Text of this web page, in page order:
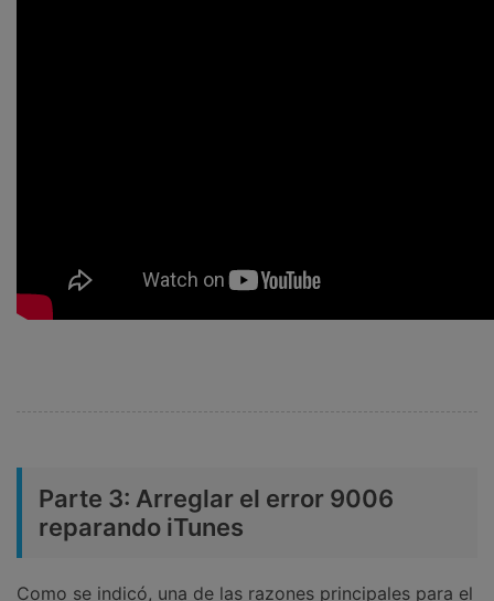
Parte 3: Arreglar el error 9006
reparando iTunes
Como se indicó, una de las razones principales para el